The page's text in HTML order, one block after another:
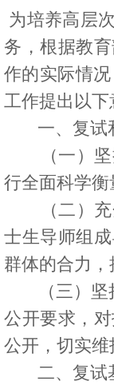
为培养高层
务，根据教
作的实际情
工作提出以下
一、复试
（一）坚持
行全面科学衡
（二）充分
士生导师组
群体的合力，
（三）坚持
公开要求，
公开，切实维
二、复试